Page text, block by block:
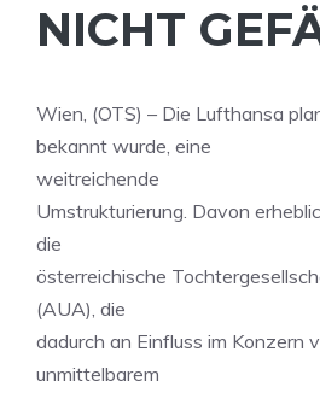
NICHT
Wien, (OTS) – Die Lufthansa
bekannt wurde, eine
weitreichende
Umstrukturierung. Davon
die
österreichische
(AUA), die
dadurch an Einfluss im Konzern
unmittelbarem